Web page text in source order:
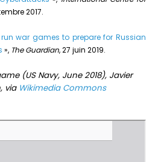
2017.
run war games to prepare for Russian
», The Guardian, 27 juin 2019.
(US Navy, June 2018), Javier
via Wikimedia Commons